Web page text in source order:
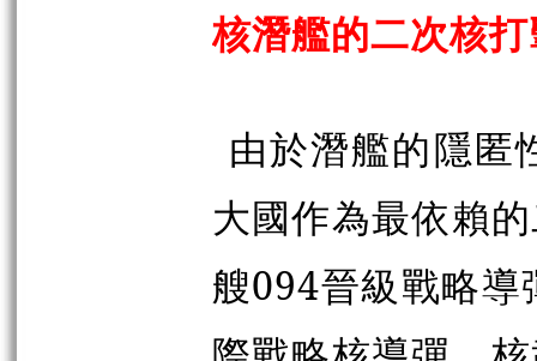
核潛艦的二次核
由於潛艦的隱匿
大國作為最依賴
艘094晉級戰略